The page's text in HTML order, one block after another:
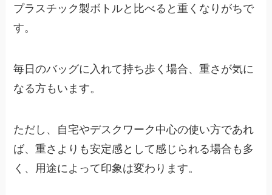
プラスチック製ボトルと比べると重くなりがちで
す。
毎日のバッグに入れて持ち歩く場合、重さが気に
なる方もいます。
ただし、自宅やデスクワーク中心の使い方であれ
ば、重さよりも安定感として感じられる場合も多
く、用途によって印象は変わります。